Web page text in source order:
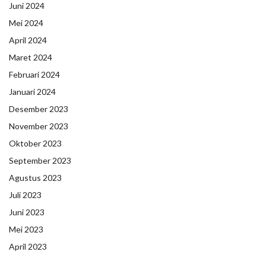
Juni 2024
Mei 2024
April 2024
Maret 2024
Februari 2024
Januari 2024
Desember 2023
November 2023
Oktober 2023
September 2023
Agustus 2023
Juli 2023
Juni 2023
Mei 2023
April 2023